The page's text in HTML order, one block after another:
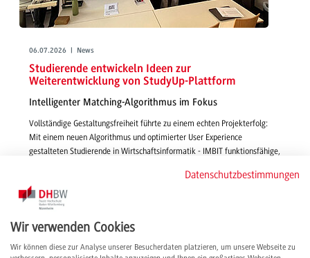
06.07.2026 | News
Studierende entwickeln Ideen zur
Weiterentwicklung von StudyUp-Plattform
Intelligenter Matching-Algorithmus im Fokus
Vollständige Gestaltungsfreiheit führte zu einem echten Projekterfolg:
Mit einem neuen Algorithmus und optimierter User Experience
gestalteten Studierende in Wirtschaftsinformatik - IMBIT funktionsfähige,
weiterlesen
Datenschutzbestimmungen
Wir verwenden Cookies
Wir können diese zur Analyse unserer Besucherdaten platzieren, um unsere Webseite zu